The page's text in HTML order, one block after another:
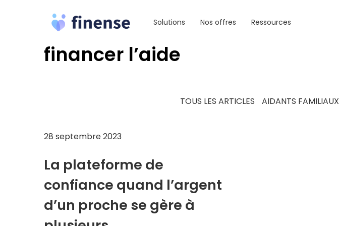
Solutions Nos offres Ressources
financer l’aide
TOUS LES ARTICLES AIDANTS FAMILIAUX
28 septembre 2023
La plateforme de
confiance quand l’argent
d’un proche se gère à